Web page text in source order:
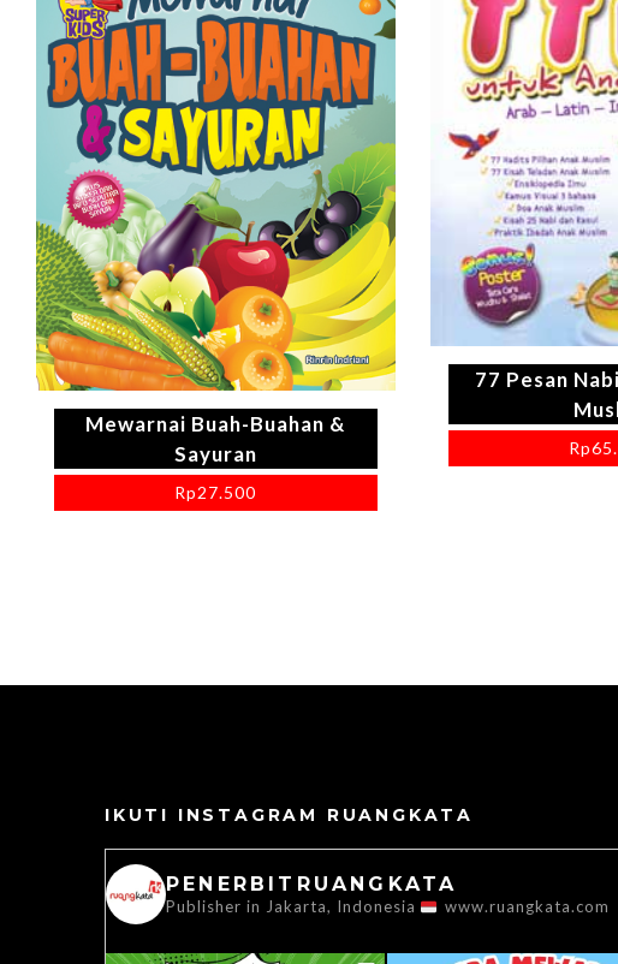
Mewarnai Buah-Buahan &
Sayuran
Rp27.500
77 Pesan
Rp
IKUTI INSTAGRAM RUANGKATA
PENERBITRUANGKATA
Publisher in Jakarta, Indonesia www.ruangkata.com